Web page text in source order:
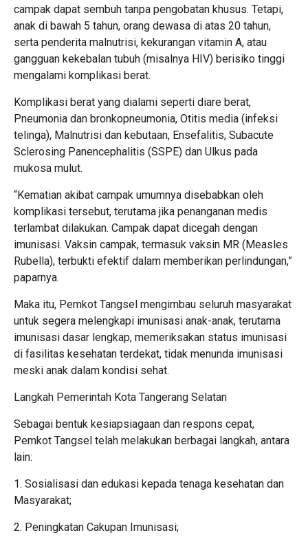
campak dapat sembuh tanpa pengobatan khusus. Tetapi,
anak di bawah 5 tahun, orang dewasa di atas 20 tahun,
serta penderita malnutrisi, kekurangan vitamin A, atau
gangguan kekebalan tubuh (misalnya HIV) berisiko tinggi
mengalami komplikasi berat.
Komplikasi berat yang dialami seperti diare berat,
Pneumonia dan bronkopneumonia, Otitis media (infeksi
telinga), Malnutrisi dan kebutaan, Ensefalitis, Subacute
Sclerosing Panencephalitis (SSPE) dan Ulkus pada
mukosa mulut.
“Kematian akibat campak umumnya disebabkan oleh
komplikasi tersebut, terutama jika penanganan medis
terlambat dilakukan. Campak dapat dicegah dengan
imunisasi. Vaksin campak, termasuk vaksin MR (Measles
Rubella), terbukti efektif dalam memberikan perlindungan,”
paparnya.
Maka itu, Pemkot Tangsel mengimbau seluruh masyarakat
untuk segera melengkapi imunisasi anak-anak, terutama
imunisasi dasar lengkap, memeriksakan status imunisasi
di fasilitas kesehatan terdekat, tidak menunda imunisasi
meski anak dalam kondisi sehat.
Langkah Pemerintah Kota Tangerang Selatan
Sebagai bentuk kesiapsiagaan dan respons cepat,
Pemkot Tangsel telah melakukan berbagai langkah, antara
lain:
1. Sosialisasi dan edukasi kepada tenaga kesehatan dan
Masyarakat;
2. Peningkatan Cakupan Imunisasi;